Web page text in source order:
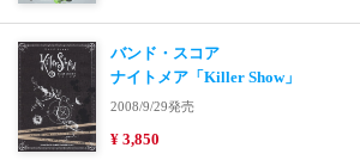
バンド・スコア
ナイトメア「Killer Show」
2008/9/29発売
¥ 3,850